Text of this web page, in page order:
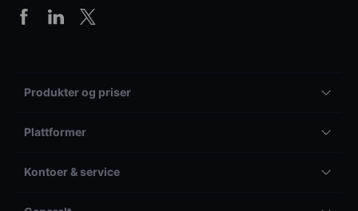
Produkter og priser
Plattformer
Kontoer & service